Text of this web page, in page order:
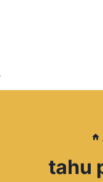
tahu